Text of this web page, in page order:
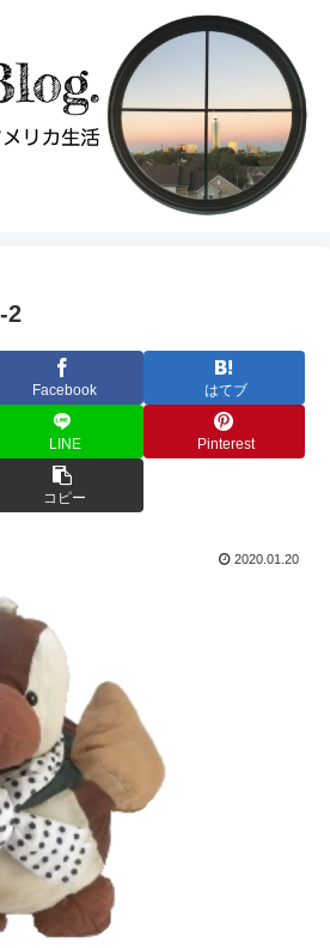
2
Facebook はてブ
LINE Pinterest
コピー
2020.01.20